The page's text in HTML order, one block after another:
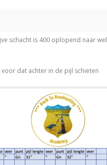
schacht is 400 oplopend naar wel
dat achter in de pijl schieten